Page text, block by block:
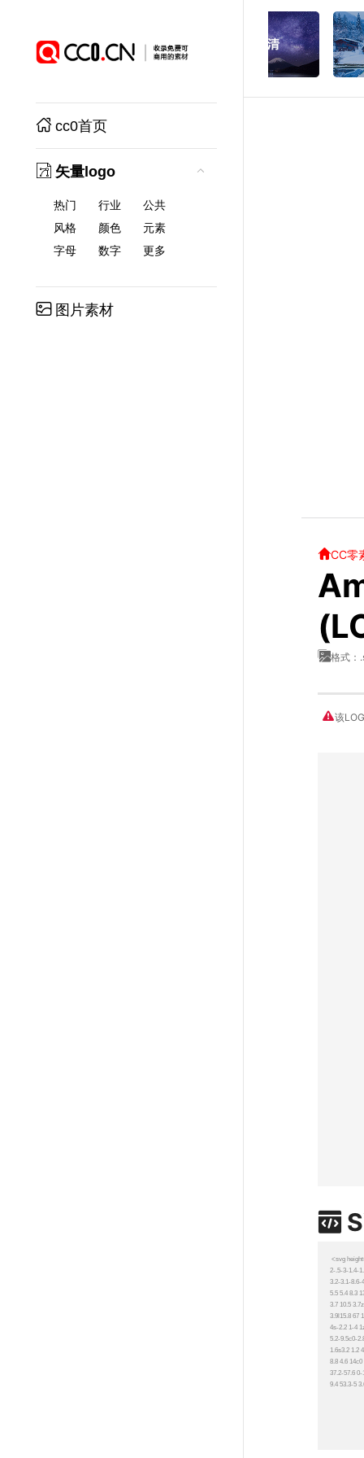
cc0首页
矢量logo
热门 行业
公共
风格
颜色
元素
字母
数字 更多
图片素材
CC零
格式：
该